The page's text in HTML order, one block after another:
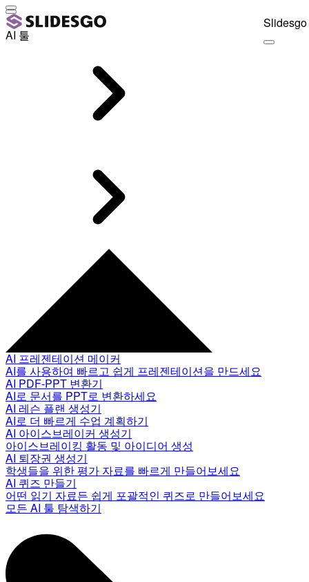
AI 툴
AI 프레젠테이션 메이커
AI를 사용하여 빠르고 쉽게 프레젠테이션을 만드세요
AI PDF-PPT 변환기
AI로 문서를 PPT로 변환하세요
AI 레슨 플랜 생성기
AI로 더 빠르게 수업 계획하기
AI 아이스브레이커 생성기
아이스브레이킹 활동 및 아이디어 생성
AI 퇴장권 생성기
학생들을 위한 평가 자료를 빠르게 만들어보세요
AI 퀴즈 만들기
어떤 읽기 자료든 쉽게 포괄적인 퀴즈로 만들어보세요
모든 AI 툴 탐색하기